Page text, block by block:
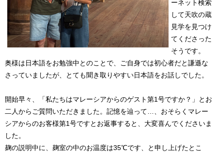
ーネット検索
して天吹の蔵
見学を見つけ
てくださった
そうです。
奥様は日本語をお勉強中とのことで、ご自身では初心者だと謙遜な
さっていましたが、とても聞き取りやすい日本語をお話しでした。
開始早々、「私たちはマレーシアからのゲスト第1号ですか？」とお
二人からご質問いただきました。記憶を辿って…、おそらくマレー
シアからのお客様第1号ですとお返事すると、大変喜んでくださいま
した。
麹の説明中に、麹室の中のお温度は35℃です、と申し上げたとこ